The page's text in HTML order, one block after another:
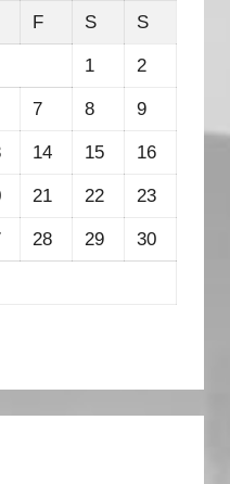
F S S
1 2
7 8 9
14 15 16
21 22 23
28 29 30